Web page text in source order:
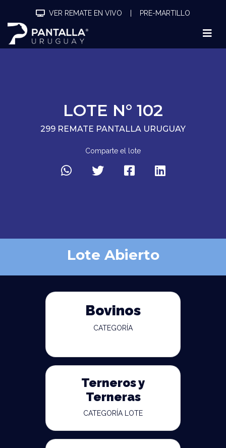
VER REMATE EN VIVO PRE-MARTILLO
LOTE N° 102
299 REMATE PANTALLA URUGUAY
Comparte el lote
Lote Abierto
Bovinos
CATEGORÍA
Terneros y
Terneras
CATEGORÍA LOTE